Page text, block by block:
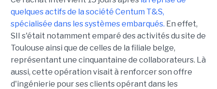
quelques actifs de la société Centum T&S,
spécialisée dans les systèmes embarqués. En effet,
SII s'était notamment emparé des activités du site de
Toulouse ainsi que de celles de la filiale belge,
représentant une cinquantaine de collaborateurs. Là
aussi, cette opération visait à renforcer son offre
d'ingénierie pour ses clients opérant dans les